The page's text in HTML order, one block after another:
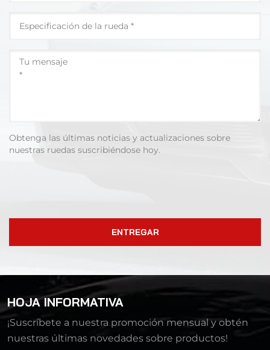
Obtenga las últimas noticias y actualizaciones sobre
nuestras ruedas suscribiéndose hoy.
ENTREGAR
HOJA INFORMATIVA
¡Suscríbete a nuestra promoción mensual y obtén
nuestras últimas novedades sobre productos!